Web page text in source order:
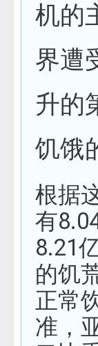
机的
界遭
升的
饥饿
根据
有
8.21
的饥
正常
准，